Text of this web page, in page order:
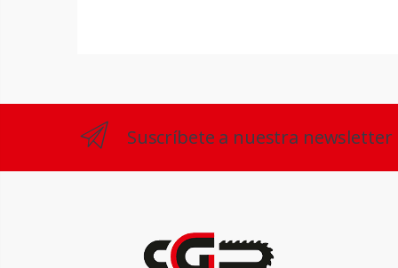
Suscríbete a nuestra newsletter